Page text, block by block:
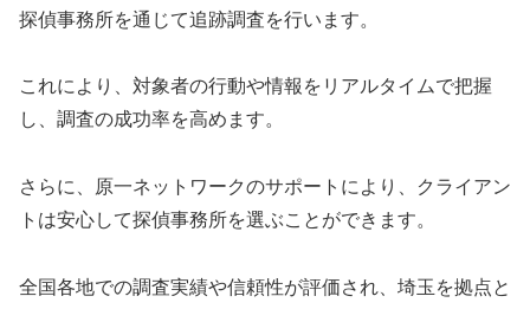
探偵事務所を通じて追跡調査を行います。
これにより、対象者の行動や情報をリアルタイムで把握
し、調査の成功率を高めます。
さらに、原一ネットワークのサポートにより、クライアン
トは安心して探偵事務所を選ぶことができます。
全国各地での調査実績や信頼性が評価され、埼玉を拠点と